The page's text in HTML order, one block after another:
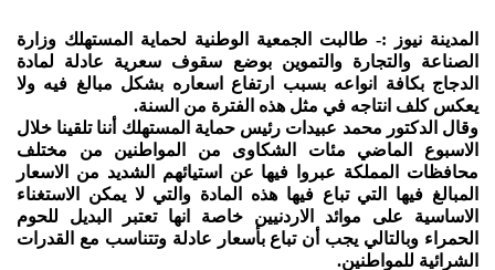
المدينة نيوز :- طالبت الجمعية الوطنية لحماية المستهلك وزارة
الصناعة والتجارة والتموين بوضع سقوف سعرية عادلة لمادة
الدجاج بكافة انواعه بسبب ارتفاع اسعاره بشكل مبالغ فيه ولا
يعكس كلف انتاجه في مثل هذه الفترة من السنة.
وقال الدكتور محمد عبيدات رئيس حماية المستهلك أننا تلقينا خلال
الاسبوع الماضي مئات الشكاوى من المواطنين من مختلف
محافظات المملكة عبروا فيها عن استيائهم الشديد من الاسعار
المبالغ فيها التي تباع فيها هذه المادة والتي لا يمكن الاستغناء
الاساسية على موائد الاردنيين خاصة انها تعتبر البديل للحوم
الحمراء وبالتالي يجب أن تباع بأسعار عادلة وتتناسب مع القدرات
الشرائية للمواطنين.